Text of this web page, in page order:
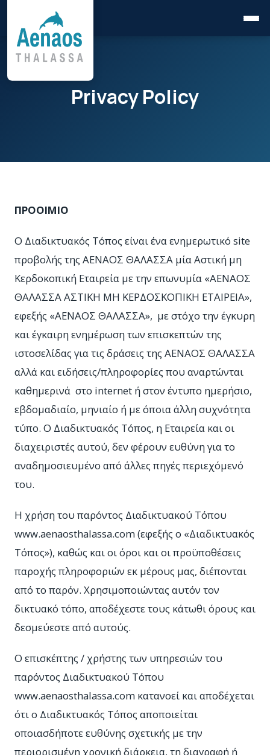
Privacy Policy
ΠΡΟΟΙΜΙΟ
Ο Διαδικτυακός Τόπος είναι ένα ενημερωτικό site
προβολής της ΑΕΝΑΟΣ ΘΑΛΑΣΣΑ μία Αστική μη
Κερδοκοπική Εταιρεία με την επωνυμία «ΑΕΝΑΟΣ
ΘΑΛΑΣΣΑ ΑΣΤΙΚΗ ΜΗ ΚΕΡΔΟΣΚΟΠΙΚΗ ΕΤΑΙΡΕΙΑ»,
εφεξής «ΑΕΝΑΟΣ ΘΑΛΑΣΣΑ», με στόχο την έγκυρη
και έγκαιρη ενημέρωση των επισκεπτών της
ιστοσελίδας για τις δράσεις της ΑΕΝΑΟΣ ΘΑΛΑΣΣΑ
αλλά και ειδήσεις/πληροφορίες που αναρτώνται
καθημερινά στο internet ή στον έντυπο ημερήσιο,
εβδομαδιαίο, μηνιαίο ή με όποια άλλη συχνότητα
τύπο. Ο Διαδικτυακός Τόπος, η Εταιρεία και οι
διαχειριστές αυτού, δεν φέρουν ευθύνη για το
αναδημοσιευμένο από άλλες πηγές περιεχόμενό
του.
Η χρήση του παρόντος Διαδικτυακού Τόπου
www.aenaosthalassa.com (εφεξής ο «Διαδικτυακός
Τόπος»), καθώς και οι όροι και οι προϋποθέσεις
παροχής πληροφοριών εκ μέρους μας, διέπονται
από το παρόν. Χρησιμοποιώντας αυτόν τον
δικτυακό τόπο, αποδέχεστε τους κάτωθι όρους και
δεσμεύεστε από αυτούς.
Ο επισκέπτης / χρήστης των υπηρεσιών του
παρόντος Διαδικτυακού Τόπου
www.aenaosthalassa.com κατανοεί και αποδέχεται
ότι ο Διαδικτυακός Τόπος αποποιείται
οποιασδήποτε ευθύνης σχετικής με την
περιορισμένη χρονική διάρκεια, τη διαγραφή ή